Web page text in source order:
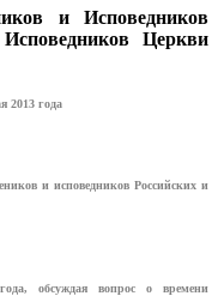
и Исповедников
Церкви
2013 года
и исповедников Российских и
обсуждая вопрос о времени